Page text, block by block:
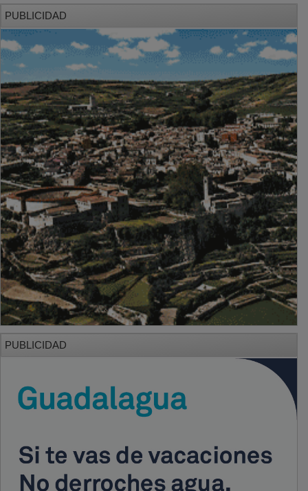
PUBLICIDAD
PUBLICIDAD